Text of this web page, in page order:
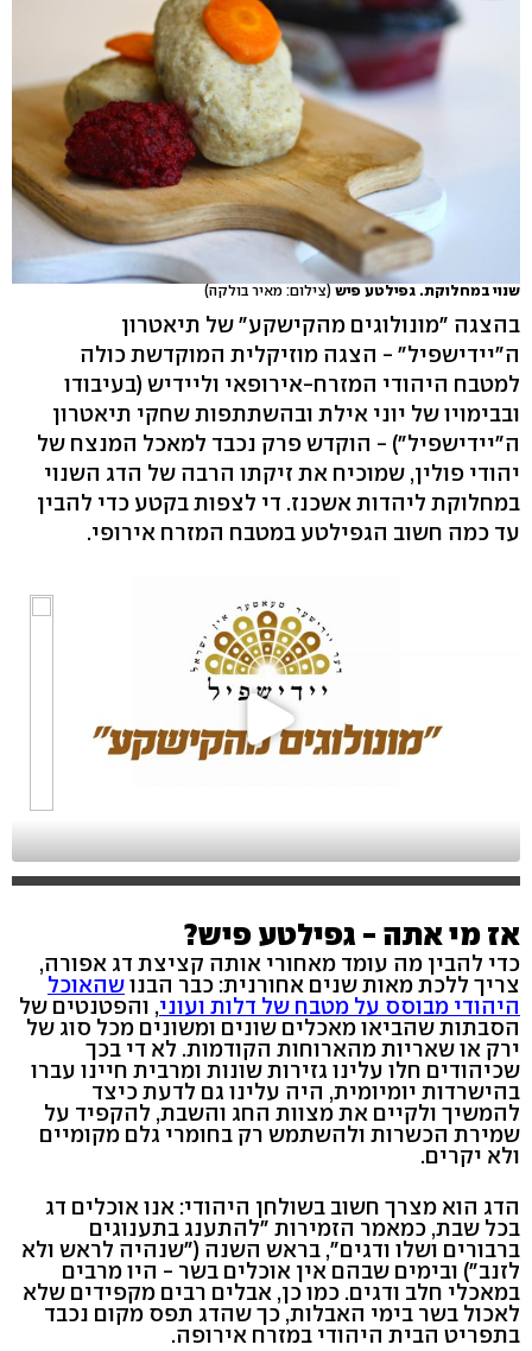
שנוי במחלוקת. גפילטע פיש(צילום: מאיר בולקה)
בהצגה "מונולוגים מהקישקע" של תיאטרון
ה"יידישפיל" - הצגה מוזיקלית המוקדשת כולה
למטבח היהודי המזרח-אירופאי וליידיש (בעיבודו
ובבימויו של יוני אילת ובהשתתפות שחקי תיאטרון
ה"יידישפיל") - הוקדש פרק נכבד למאכל המנצח של
יהודי פולין, שמוכיח את זיקתו הרבה של הדג השנוי
במחלוקת ליהדות אשכנז. די לצפות בקטע כדי להבין
עד כמה חשוב הגפילטע במטבח המזרח אירופי.
אז מי אתה - גפילטע פיש?
כדי להבין מה עומד מאחורי אותה קציצת דג אפורה,
צריך ללכת מאות שנים אחורנית: כבר הבנושהאוכל
היהודי מבוסס על מטבח של דלות ועוני, והפטנטים של
הסבתות שהביאו מאכלים שונים ומשונים מכל סוג של
ירק או שאריות מהארוחות הקודמות. לא די בכך
שכיהודים חלו עלינו גזירות שונות ומרבית חיינו עברו
בהישרדות יומיומית, היה עלינו גם לדעת כיצד
להמשיך ולקיים את מצוות החג והשבת, להקפיד על
שמירת הכשרות ולהשתמש רק בחומרי גלם מקומיים
ולא יקרים.
הדג הוא מצרך חשוב בשולחן היהודי: אנו אוכלים דג
בכל שבת, כמאמר הזמירות "להתענג בתענוגים
ברבורים ושלו ודגים", בראש השנה ("שנהיה לראש ולא
לזנב") ובימים שבהם אין אוכלים בשר - היו מרבים
במאכלי חלב ודגים. כמו כן, אבלים רבים מקפידים שלא
לאכול בשר בימי האבלות, כך שהדג תפס מקום נכבד
בתפריט הבית היהודי במזרח אירופה.